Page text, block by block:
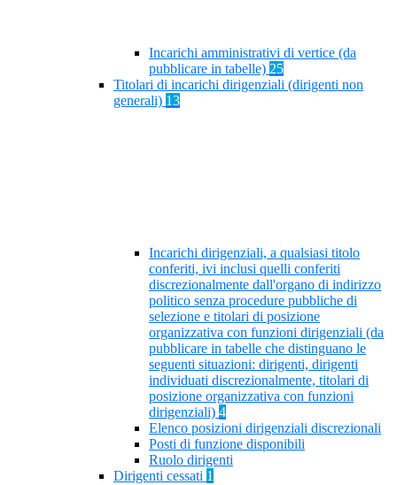
Incarichi amministrativi di vertice (da
pubblicare in tabelle) 25
Titolari di incarichi dirigenziali (dirigenti non
generali) 13
Incarichi dirigenziali, a qualsiasi titolo
conferiti, ivi inclusi quelli conferiti
discrezionalmente dall'organo di indirizzo
politico senza procedure pubbliche di
selezione e titolari di posizione
organizzativa con funzioni dirigenziali (da
pubblicare in tabelle che distinguano le
seguenti situazioni: dirigenti, dirigenti
individuati discrezionalmente, titolari di
posizione organizzativa con funzioni
dirigenziali) 4
Elenco posizioni dirigenziali discrezionali
Posti di funzione disponibili
Ruolo dirigenti
Dirigenti cessati 1